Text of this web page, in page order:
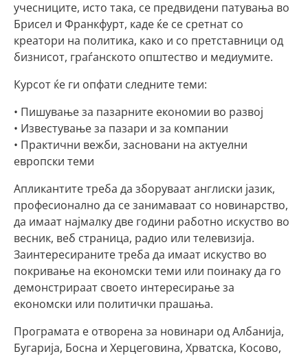
учесниците, исто така, се предвидени патувања во
Брисел и Франкфурт, каде ќе се сретнат со
креатори на политика, како и со претставници од
бизнисот, граѓанското општество и медиумите.
Курсот ќе ги опфати следните теми:
• Пишување за пазарните економии во развој
• Известување за пазари и за компании
• Практични вежби, засновани на актуелни
европски теми
Апликантите треба да зборуваат англиски јазик,
професионално да се занимаваат со новинарство,
да имаат најмалку две години работно искуство во
весник, веб страница, радио или телевизија.
Заинтересираните треба да имаат искуство во
покривање на економски теми или поинаку да го
демонстрираат своето интересирање за
економски или политички прашања.
Програмата е отворена за новинари од Албанија,
Бугарија, Босна и Херцеговина, Хрватска, Косово,